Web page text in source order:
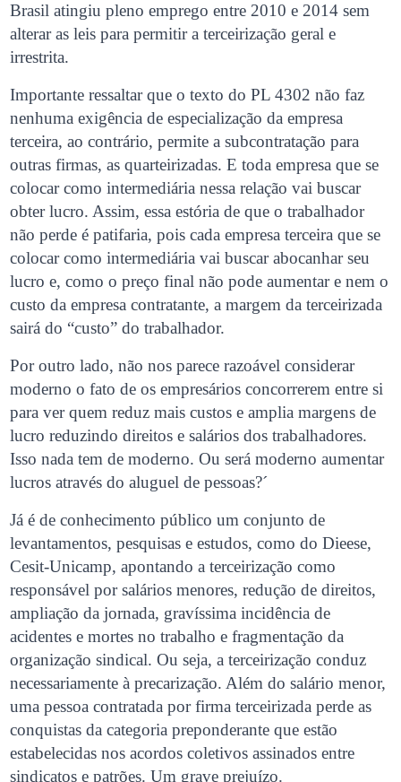
Brasil atingiu pleno emprego entre 2010 e 2014 sem
alterar as leis para permitir a terceirização geral e
irrestrita.
Importante ressaltar que o texto do PL 4302 não faz
nenhuma exigência de especialização da empresa
terceira, ao contrário, permite a subcontratação para
outras firmas, as quarteirizadas. E toda empresa que se
colocar como intermediária nessa relação vai buscar
obter lucro. Assim, essa estória de que o trabalhador
não perde é patifaria, pois cada empresa terceira que se
colocar como intermediária vai buscar abocanhar seu
lucro e, como o preço final não pode aumentar e nem o
custo da empresa contratante, a margem da terceirizada
sairá do “custo” do trabalhador.
Por outro lado, não nos parece razoável considerar
moderno o fato de os empresários concorrerem entre si
para ver quem reduz mais custos e amplia margens de
lucro reduzindo direitos e salários dos trabalhadores.
Isso nada tem de moderno. Ou será moderno aumentar
lucros através do aluguel de pessoas?´
Já é de conhecimento público um conjunto de
levantamentos, pesquisas e estudos, como do Dieese,
Cesit-Unicamp, apontando a terceirização como
responsável por salários menores, redução de direitos,
ampliação da jornada, gravíssima incidência de
acidentes e mortes no trabalho e fragmentação da
organização sindical. Ou seja, a terceirização conduz
necessariamente à precarização. Além do salário menor,
uma pessoa contratada por firma terceirizada perde as
conquistas da categoria preponderante que estão
estabelecidas nos acordos coletivos assinados entre
sindicatos e patrões. Um grave prejuízo.